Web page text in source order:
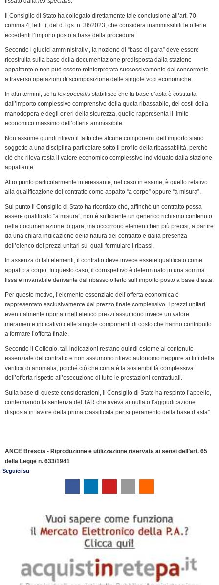
Il Consiglio di Stato ha collegato direttamente tale conclusione all’art. 70,
comma 4, lett. f), del d.Lgs. n. 36/2023, che considera inammissibili le offerte
eccedenti l’importo posto a base della procedura.
Secondo i giudici amministrativi, la nozione di “base di gara” deve essere
ricostruita sulla base della documentazione predisposta dalla stazione
appaltante e non può essere reinterpretata successivamente dal concorrente
attraverso operazioni di scomposizione delle singole voci economiche.
In altri termini, se la lex specialis stabilisce che la base d’asta è costituita
dall’importo complessivo comprensivo della quota ribassabile, dei costi della
manodopera e degli oneri della sicurezza, quello rappresenta il limite
economico massimo dell’offerta ammissibile.
Non assume quindi rilievo il fatto che alcune componenti dell’importo siano
soggette a una disciplina particolare sotto il profilo della ribassabilità, perché
ciò che rileva resta il valore economico complessivo individuato dalla stazione
appaltante.
Altro punto particolarmente interessante, nel caso in esame, è quello relativo
alla qualificazione del contratto come appalto “a corpo” oppure “a misura”.
Sul punto il Consiglio di Stato ha ricordato che, affinché un contratto possa
essere qualificato “a misura”, non è sufficiente un generico richiamo contenuto
nella documentazione di gara, ma occorrono elementi ben più precisi, a partire
da una chiara indicazione della natura del contratto e dalla presenza
dell’elenco dei prezzi unitari sui quali formulare i ribassi.
In assenza di tali elementi, il contratto deve invece essere qualificato come
appalto a corpo. In questo caso, il corrispettivo è determinato in una somma
fissa e invariabile derivante dal ribasso offerto sull’importo posto a base d’asta.
Per questo motivo, l’elemento essenziale dell’offerta economica è
rappresentato esclusivamente dal prezzo finale complessivo. I prezzi unitari
eventualmente riportati nell’elenco prezzi assumono invece un valore
meramente indicativo delle singole componenti di costo che hanno contribuito
a formare l’offerta finale.
Secondo il Collegio, tali indicazioni restano quindi esterne al contenuto
essenziale del contratto e non assumono rilievo autonomo neppure ai fini della
verifica di anomalia, poiché ciò che conta è la sostenibilità complessiva
dell’offerta rispetto all’esecuzione di tutte le prestazioni contrattuali.
Sulla base di queste considerazioni, il Consiglio di Stato ha respinto l’appello,
confermando la sentenza del TAR che aveva annullato l’aggiudicazione
disposta in favore della prima classificata per superamento della base d’asta”.
ANCE Brescia - Riproduzione e utilizzazione riservata ai sensi dell’art. 65
della Legge n. 633/1941
Seguici su